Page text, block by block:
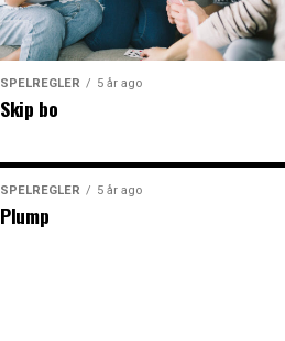
SPELREGLER 5 år ago
Skip bo
SPELREGLER 5 år ago
Plump